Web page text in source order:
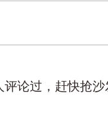
评论过，赶快抢沙